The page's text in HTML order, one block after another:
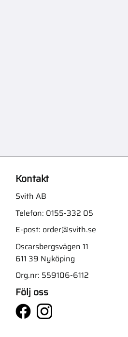
Kontakt
Svith AB
Telefon: 0155-332 05
E-post: order@svith.se
Oscarsbergsvägen 11
611 39 Nyköping
Org.nr: 559106-6112
Följ oss